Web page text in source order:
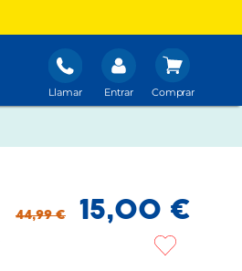
Llamar Entrar
44,99 € 15,00 €